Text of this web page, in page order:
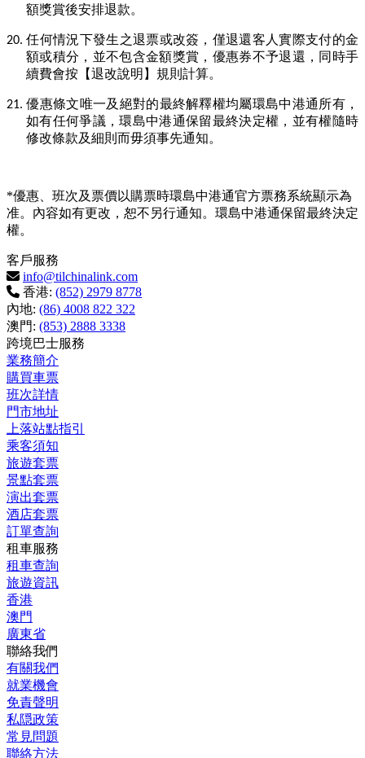
額獎賞後安排退款。
20. 任何情況下發生之退票或改簽，僅退還客人實際支付的金
額或積分，並不包含金額獎賞，優惠券不予退還，同時手
續費會按【退改說明】規則計算。
21. 優惠條文唯一及絕對的最終解釋權均屬環島中港通所有，
如有任何爭議，環島中港通保留最終決定權，並有權隨時
修改條款及細則而毋須事先通知。
*優惠、班次及票價以購票時環島中港通官方票務系統顯示為
准。內容如有更改，恕不另行通知。環島中港通保留最終決定
權。
客戶服務
info@tilchinalink.com
香港: (852) 2979 8778
內地: (86) 4008 822 322
澳門: (853) 2888 3338
跨境巴士服務
業務簡介
購買車票
班次詳情
門市地址
上落站點指引
乘客須知
旅遊套票
景點套票
演出套票
酒店套票
訂單查詢
租車服務
租車查詢
旅遊資訊
香港
澳門
廣東省
聯絡我們
有關我們
就業機會
免責聲明
私隠政策
常見問題
聯絡方法